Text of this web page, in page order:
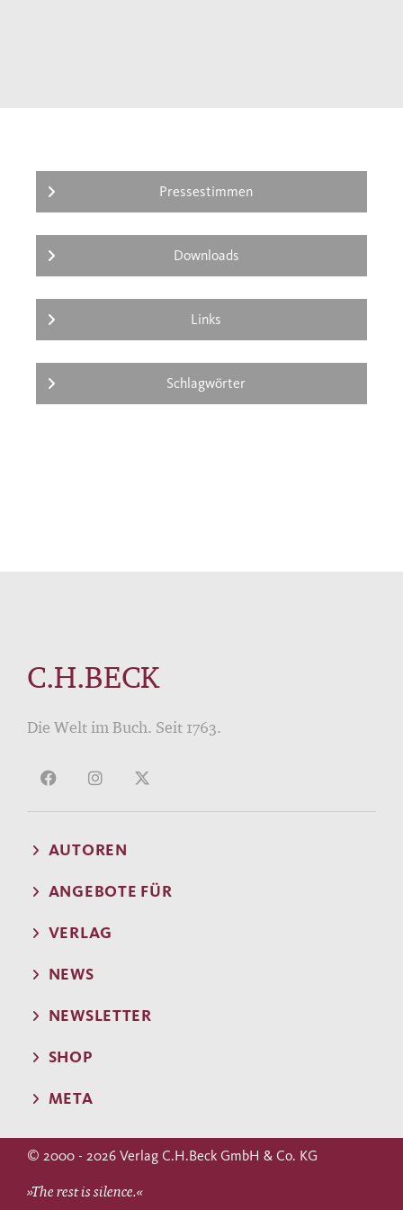
der Vermissten.
Rye Curtis` kauzige Figuren kämpfen sich in
dieser ungewöhnlichen Abenteuergeschichte
Wildnis und sehen am Ende mit einem neuen
Blick auf ihr altes Leben.
Pressestimmen
Downloads
Links
Schlagwörter
C.H.BECK
Die Welt im Buch. Seit 1763.
AUTOREN
ANGEBOTE FÜR
VERLAG
NEWS
NEWSLETTER
SHOP
META
© 2000 - 2026 Verlag C.H.Beck GmbH & Co. KG
»The rest is silence.«